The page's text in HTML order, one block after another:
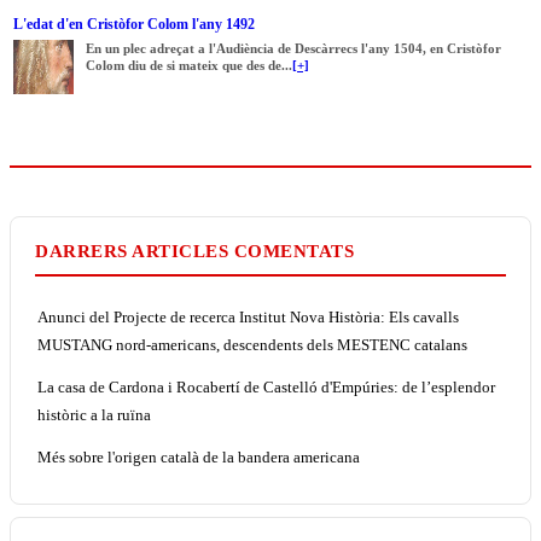
L'edat d'en Cristòfor Colom l'any 1492
En un plec adreçat a l'Audiència de Descàrrecs l'any 1504, en Cristòfor
Colom diu de si mateix que des de... [+]
DARRERS ARTICLES COMENTATS
Anunci del Projecte de recerca Institut Nova Història: Els cavalls
MUSTANG nord-americans, descendents dels MESTENC catalans
La casa de Cardona i Rocabertí de Castelló d'Empúries: de l’esplendor
històric a la ruïna
Més sobre l'origen català de la bandera americana